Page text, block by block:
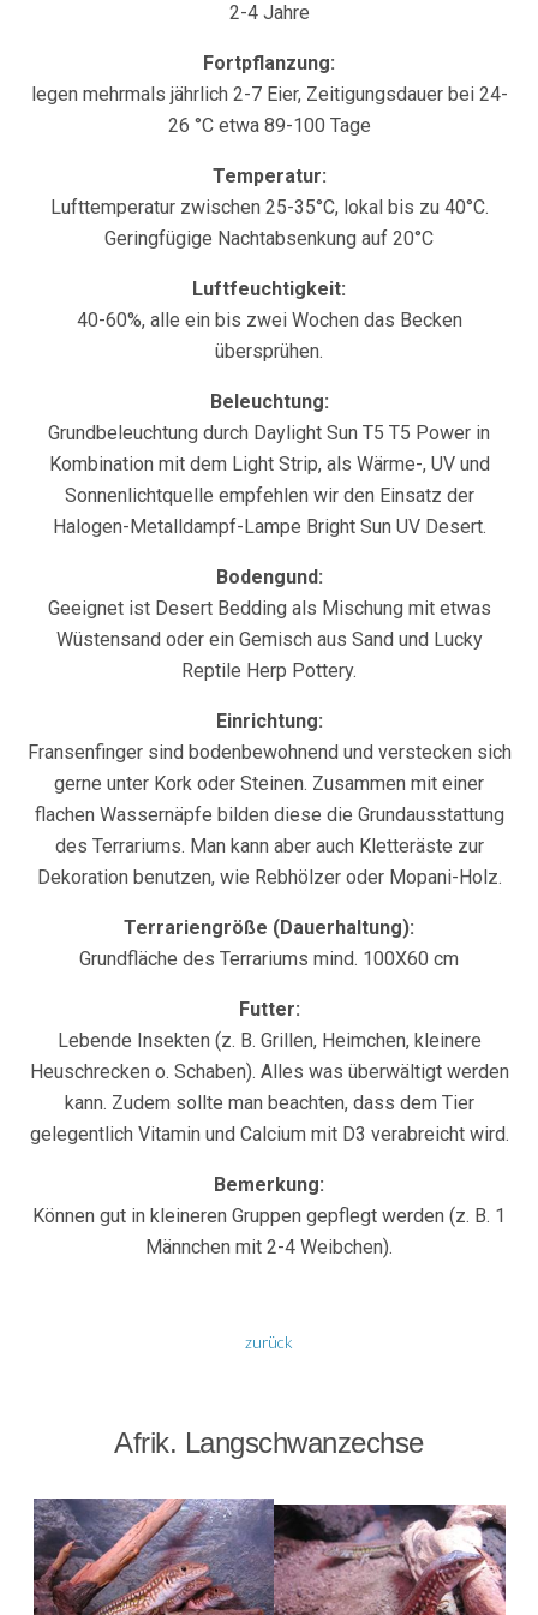
2-4 Jahre
Fortpflanzung:
legen mehrmals jährlich 2-7 Eier, Zeitigungsdauer bei 24-
26 °C etwa 89-100 Tage
Temperatur:
Lufttemperatur zwischen 25-35°C, lokal bis zu 40°C.
Geringfügige Nachtabsenkung auf 20°C
Luftfeuchtigkeit:
40-60%, alle ein bis zwei Wochen das Becken
übersprühen.
Beleuchtung:
Grundbeleuchtung durch Daylight Sun T5 T5 Power in
Kombination mit dem Light Strip, als Wärme-, UV und
Sonnenlichtquelle empfehlen wir den Einsatz der
Halogen-Metalldampf-Lampe Bright Sun UV Desert.
Bodengund:
Geeignet ist Desert Bedding als Mischung mit etwas
Wüstensand oder ein Gemisch aus Sand und Lucky
Reptile Herp Pottery.
Einrichtung:
Fransenfinger sind bodenbewohnend und verstecken sich
gerne unter Kork oder Steinen. Zusammen mit einer
flachen Wassernäpfe bilden diese die Grundausstattung
des Terrariums. Man kann aber auch Kletteräste zur
Dekoration benutzen, wie Rebhölzer oder Mopani-Holz.
Terrariengröße (Dauerhaltung):
Grundfläche des Terrariums mind. 100X60 cm
Futter:
Lebende Insekten (z. B. Grillen, Heimchen, kleinere
Heuschrecken o. Schaben). Alles was überwältigt werden
kann. Zudem sollte man beachten, dass dem Tier
gelegentlich Vitamin und Calcium mit D3 verabreicht wird.
Bemerkung:
Können gut in kleineren Gruppen gepflegt werden (z. B. 1
Männchen mit 2-4 Weibchen).
zurück
Afrik. Langschwanzechse